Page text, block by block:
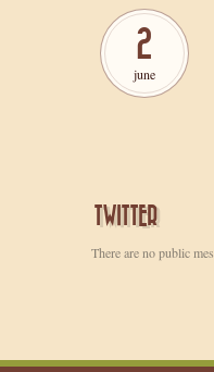
2
june
TWITTER
There are no public